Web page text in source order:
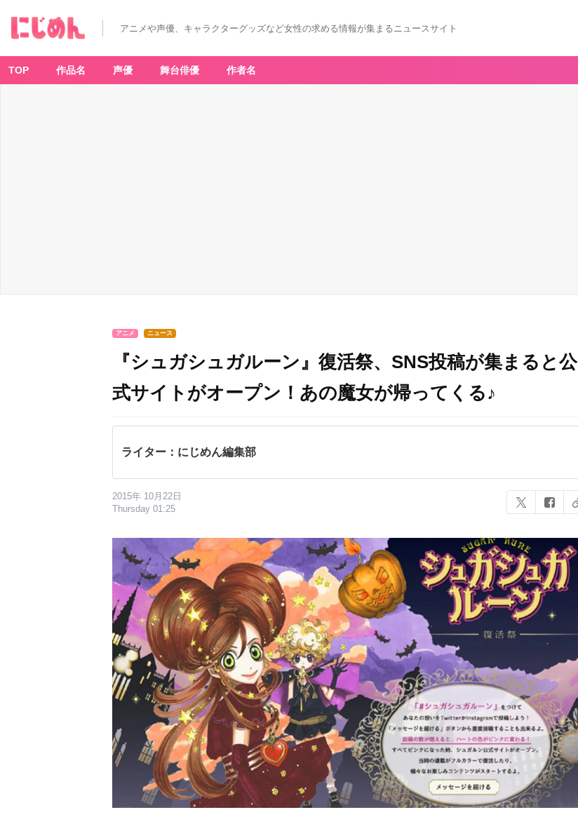
アニメや声優、キャラクターグッズなど女性の求める情報が集まるニュースサイト
TOP 作品名 声優 舞台俳優 作者名
アニメ ニュース
『シュガシュガルーン』復活祭、SNS投稿が集まると公
式サイトがオープン！あの魔女が帰ってくる♪
ライター：にじめん編集部
2015年 10月22日
Thursday 01:25